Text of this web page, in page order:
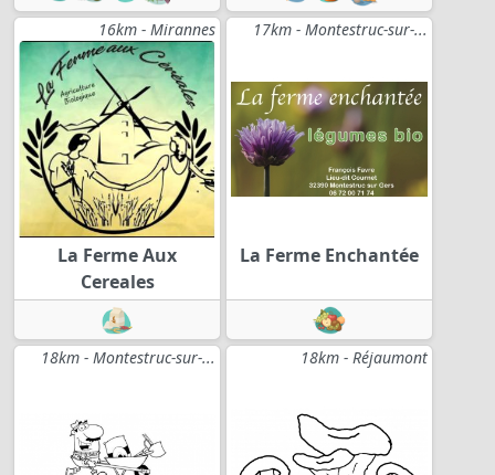
16km - Mirannes
La Ferme Aux
Cereales
17km - Montestruc-sur-...
La Ferme Enchantée
18km - Montestruc-sur-... 18km - Réjaumont